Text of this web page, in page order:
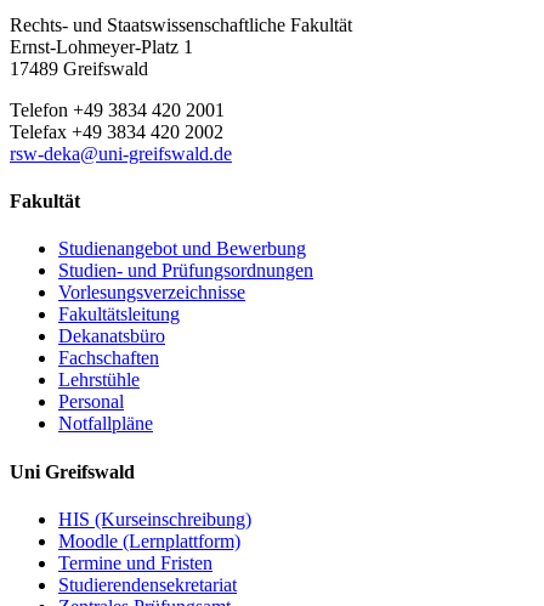
Rechts- und Staatswissenschaftliche Fakultät
Ernst-Lohmeyer-Platz 1
17489 Greifswald
Telefon +49 3834 420 2001
Telefax +49 3834 420 2002
rsw-deka@uni-greifswald.de
Fakultät
Studienangebot und Bewerbung
Studien- und Prüfungsordnungen
Vorlesungsverzeichnisse
Fakultätsleitung
Dekanatsbüro
Fachschaften
Lehrstühle
Personal
Notfallpläne
Uni Greifswald
HIS (Kurseinschreibung)
Moodle (Lernplattform)
Termine und Fristen
Studierendensekretariat